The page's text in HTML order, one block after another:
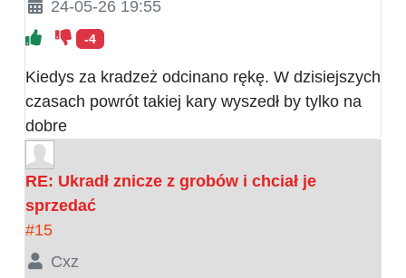
24-05-26 19:55
-4
Kiedys za kradzeż odcinano rękę. W dzisiejszych
czasach powrót takiej kary wyszedł by tylko na
dobre
RE: Ukradł znicze z grobów i chciał je
sprzedać
#15
Cxz